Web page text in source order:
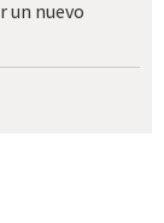
un nuevo